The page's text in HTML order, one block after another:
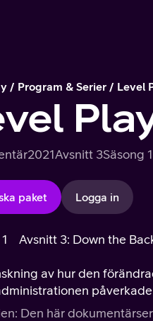
Program & Serier Level
2021Avsnitt 3Säsong 1
paket Logga in
Avsnitt 3: Down the
av hur den
Den här